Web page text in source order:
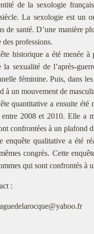
de la sexologie
La sexologie est un
de santé. D’une manière
professions.
historique a été menée
la sexualité de l’après-
féminine. Puis, dans
à un mouvement de
quantitative a ensuite été
2008 et 2010. Elle a
confrontées à un plafond
enquête qualitative a été
congrès. Cette
qui sont confrontés à
: